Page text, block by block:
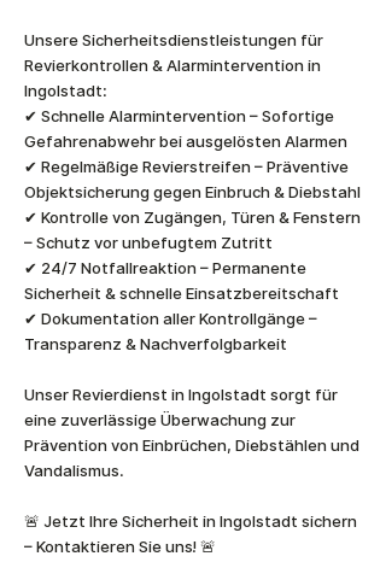
Unsere Sicherheitsdienstleistungen für
Revierkontrollen & Alarmintervention in
Ingolstadt:
✔ Schnelle Alarmintervention – Sofortige
Gefahrenabwehr bei ausgelösten Alarmen
✔ Regelmäßige Revierstreifen – Präventive
Objektsicherung gegen Einbruch & Diebstahl
✔ Kontrolle von Zugängen, Türen & Fenstern
– Schutz vor unbefugtem Zutritt
✔ 24/7 Notfallreaktion – Permanente
Sicherheit & schnelle Einsatzbereitschaft
✔ Dokumentation aller Kontrollgänge –
Transparenz & Nachverfolgbarkeit
Unser Revierdienst in Ingolstadt sorgt für
eine zuverlässige Überwachung zur
Prävention von Einbrüchen, Diebstählen und
Vandalismus.
🚨 Jetzt Ihre Sicherheit in Ingolstadt sichern
– Kontaktieren Sie uns! 🚨